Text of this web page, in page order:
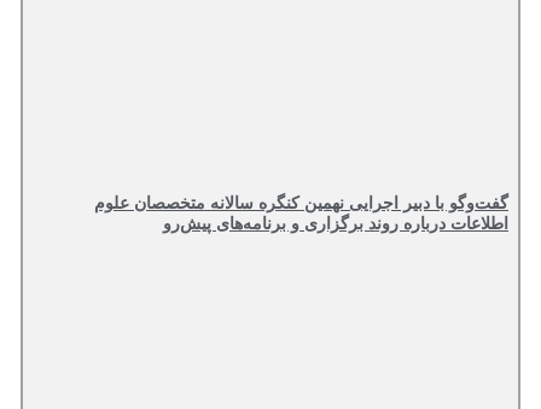
گفت‌وگو با دبیر اجرایی نهمین کنگره سالانه متخصصان علوم
اطلاعات درباره روند برگزاری و برنامه‌های پیش‌رو